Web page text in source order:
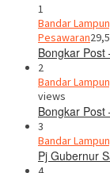
1
Bandar
Pesawaran
Bongkar
2
Bandar
views
Bongkar
3
Bandar
Pj Gubernur